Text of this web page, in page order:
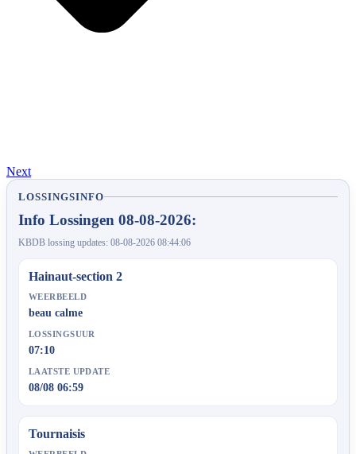
Next
LOSSINGSINFO
Info Lossingen 08-08-2026:
KBDB lossing updates: 08-08-2026 08:44:06
Hainaut-section 2
WEERBEELD
beau calme
LOSSINGSUUR
07:10
LAATSTE UPDATE
08/08 06:59
Tournaisis